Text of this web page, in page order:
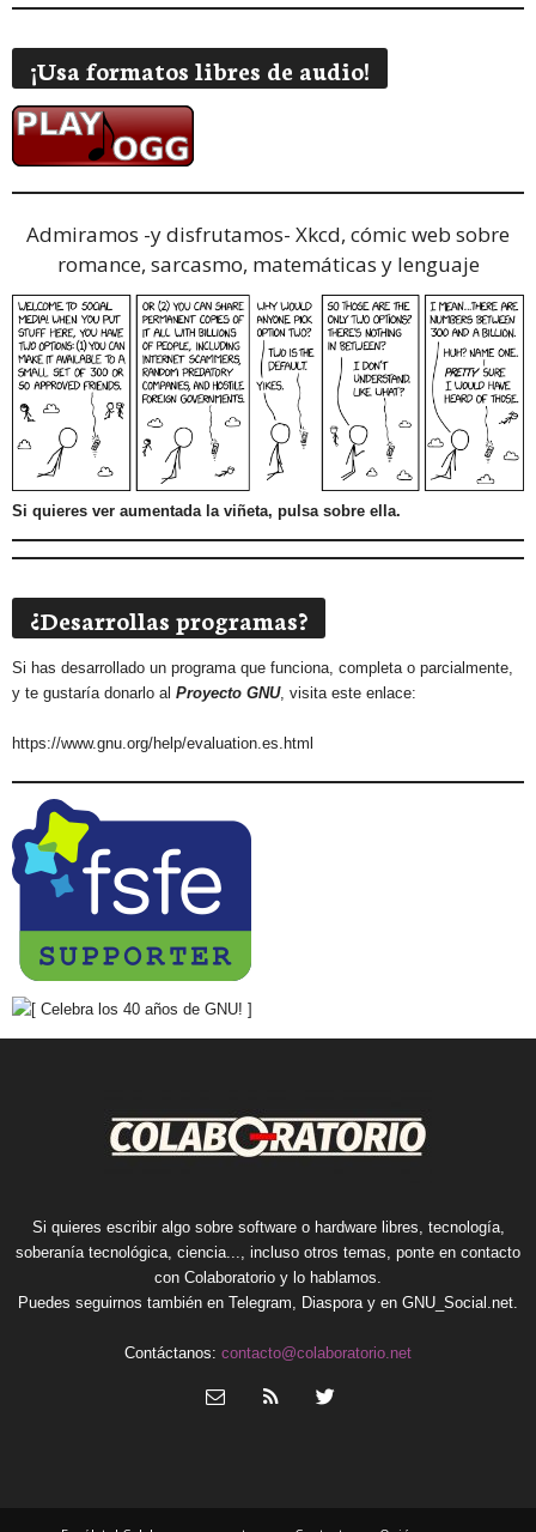
¡Usa formatos libres de audio!
Admiramos -y disfrutamos- Xkcd, cómic web sobre
romance, sarcasmo, matemáticas y lenguaje
Si quieres ver aumentada la viñeta, pulsa sobre ella.
¿Desarrollas programas?
Si has desarrollado un programa que funciona, completa o parcialmente,
y te gustaría donarlo al Proyecto GNU, visita este enlace:
https://www.gnu.org/help/evaluation.es.html
Si quieres escribir algo sobre software o hardware libres, tecnología,
soberanía tecnológica, ciencia..., incluso otros temas, ponte en contacto
con Colaboratorio y lo hablamos.
Puedes seguirnos también en Telegram Diaspora y en GNU_Social.net
Contáctanos: contacto@colaboratorio.net